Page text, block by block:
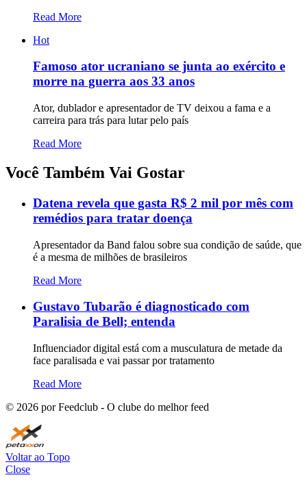
Read More
Hot
Famoso ator ucraniano se junta ao exército e
morre na guerra aos 33 anos
Ator, dublador e apresentador de TV deixou a fama e a
carreira para trás para lutar pelo país
Read More
Você Também Vai Gostar
Datena revela que gasta R$ 2 mil por mês com
remédios para tratar doença
Apresentador da Band falou sobre sua condição de saúde, que
é a mesma de milhões de brasileiros
Read More
Gustavo Tubarão é diagnosticado com
Paralisia de Bell; entenda
Influenciador digital está com a musculatura de metade da
face paralisada e vai passar por tratamento
Read More
© 2026 por Feedclub - O clube do melhor feed
Voltar ao Topo
Close